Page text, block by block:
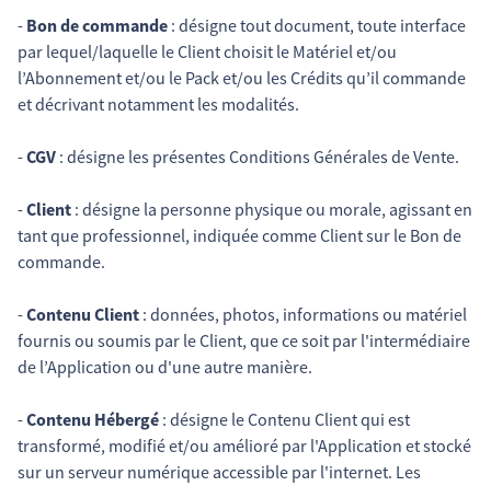
- Bon de commande : désigne tout document, toute interface
par lequel/laquelle le Client choisit le Matériel et/ou
l’Abonnement et/ou le Pack et/ou les Crédits qu’il commande
et décrivant notamment les modalités.
-CGV : désigne les présentes Conditions Générales de Vente.
-Client : désigne la personne physique ou morale, agissant en
tant que professionnel, indiquée comme Client sur le Bon de
commande.
-Contenu Client : données, photos, informations ou matériel
fournis ou soumis par le Client, que ce soit par l'intermédiaire
de l’Application ou d'une autre manière.
-Contenu Hébergé : désigne le Contenu Client qui est
transformé, modifié et/ou amélioré par l'Application et stocké
sur un serveur numérique accessible par l'internet. Les